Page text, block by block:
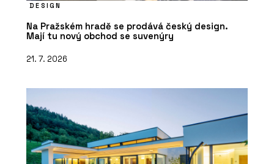
DESIGN
Na Pražském hradě se prodává český design.
Mají tu nový obchod se suvenýry
21. 7. 2026